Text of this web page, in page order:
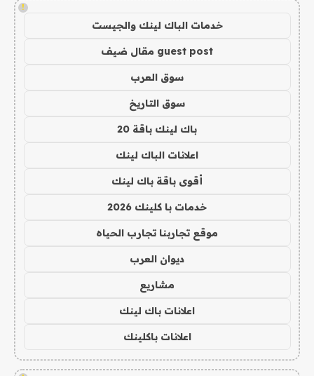
!
خدمات الباك لينك والجيست
guest post مقال ضيف
سوق العرب
سوق التاريخ
باك لينك باقة 20
اعلانات الباك لينك
أقوى باقة باك لينك
خدمات با كلينك 2026
موقع تجاربنا تجارب الحياه
ديوان العرب
مشاريع
اعلانات باك لينك
اعلانات باكلينك